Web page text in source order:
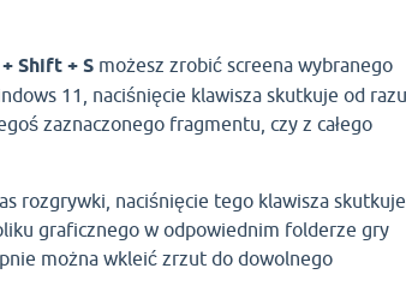
Shift + S możesz zrobić screena wybranego
11, naciśnięcie klawisza skutkuje od razu
zaznaczonego fragmentu, czy z całego
rozgrywki, naciśnięcie tego klawisza skutkuje
graficznego w odpowiednim folderze gry
można wkleić zrzut do dowolnego